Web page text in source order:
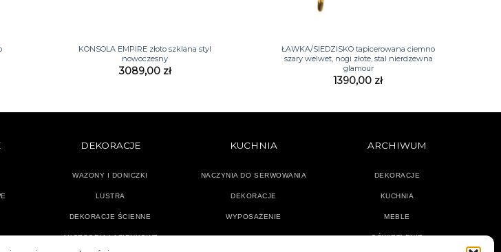
KONSOLA EMPIRE złoto szklana styl
nowoczesny
3089,00 zł
ŁAWKA/SIEDZISKO tapicerowana ciemno
szary welwet, nogi złote, stal nierdzewna
glamour
1390,00 zł
DEKORACJE
WAZONY I DONICZKI
LUSTRA
DEKORACJE ŚCIENNE
AKCESORIA ŁAZIENKOWE
KUCHNIA
NACZYNIA DO SERWOWANIA
DEKORACJE
WYPOSAŻENIE
ARCHIWUM
DEKORACJE
KUCHNIA
MEBLE
OŚWIETLENIE